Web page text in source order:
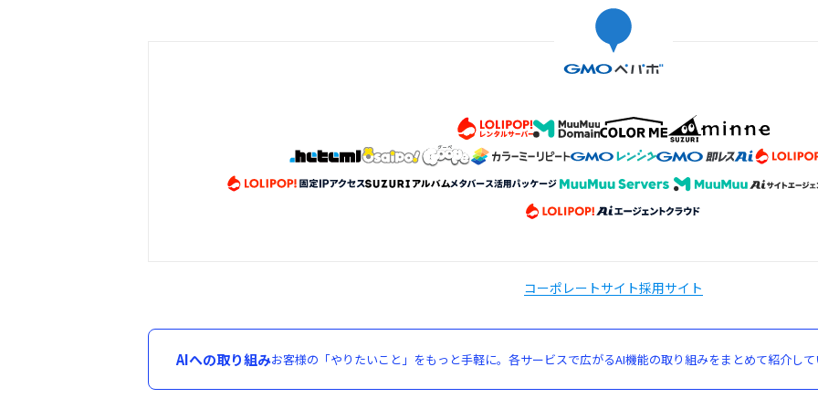
コーポレートサイト採用サイト
AIへの取り組みお客様の「やりたいこと」をもっと手軽に。各サービスで広がるAI機能の取り組みをまとめて紹介し